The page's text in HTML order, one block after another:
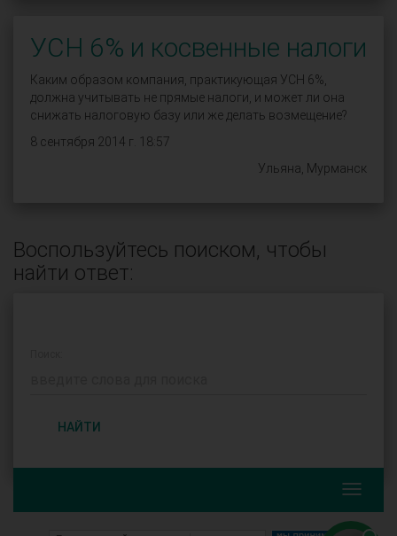
УСН 6% и косвенные налоги
Каким образом компания, практикующая УСН 6%,
должна учитывать не прямые налоги, и может ли она
снижать налоговую базу или же делать возмещение?
8 сентября 2014 г. 18:57
Ульяна, Мурманск
Воспользуйтесь поиском, чтобы
найти ответ:
НАЙТИ